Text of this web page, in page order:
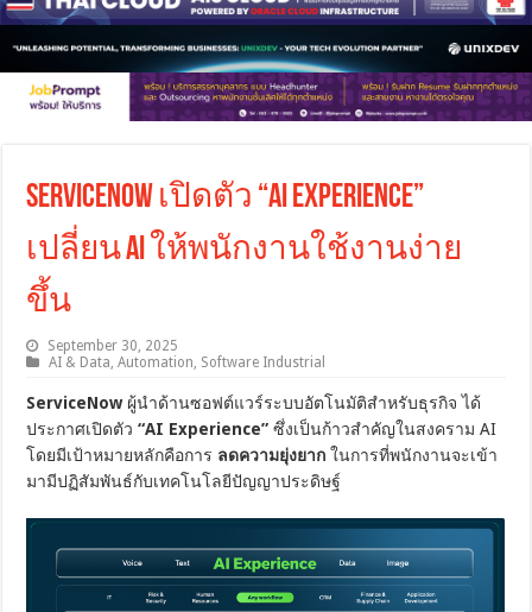
ServiceNow เปิดตัว “AI Experience”
เปลี่ยน AI ให้พนักงานใช้งานง่าย
ขึ้น
September 30, 2025
AI & Data ,Automation Software Industrial
ServiceNow ผู้นำด้านซอฟต์แวร์ระบบอัตโนมัติสำหรับธุรกิจ ได้
ประกาศเปิดตัว“AI Experience” ซึ่งเป็นก้าวสำคัญในสงคราม AI
โดยมีเป้าหมายหลักคือการ ลดความยุ่งยาก ในการที่พนักงานจะเข้า
มามีปฏิสัมพันธ์กับเทคโนโลยีปัญญาประดิษฐ์